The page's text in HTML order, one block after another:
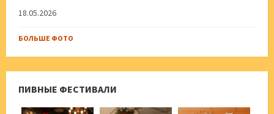
18.05.2026
БОЛЬШЕ ФОТО
ПИВНЫЕ ФЕСТИВАЛИ